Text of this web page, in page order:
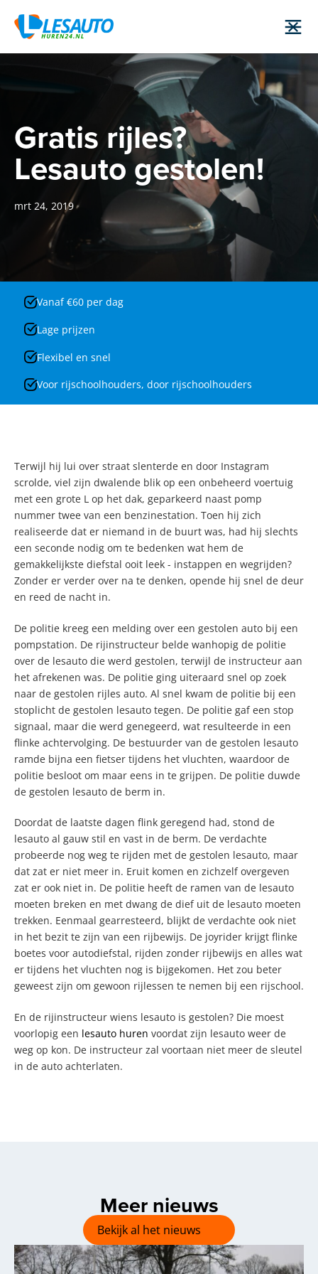
Gratis rijles?
Lesauto gestolen!
mrt 24, 2019
Vanaf €60 per dag
Lage prijzen
Flexibel en snel
Voor rijschoolhouders, door rijschoolhouders
Terwijl hij lui over straat slenterde en door Instagram
scrolde, viel zijn dwalende blik op een onbeheerd voertuig
met een grote L op het dak, geparkeerd naast pomp
nummer twee van een benzinestation. Toen hij zich
realiseerde dat er niemand in de buurt was, had hij slechts
een seconde nodig om te bedenken wat hem de
gemakkelijkste diefstal ooit leek - instappen en wegrijden?
Zonder er verder over na te denken, opende hij snel de deur
en reed de nacht in.
De politie kreeg een melding over een gestolen auto bij een
pompstation. De rijinstructeur belde wanhopig de politie
over de lesauto die werd gestolen, terwijl de instructeur aan
het afrekenen was. De politie ging uiteraard snel op zoek
naar de gestolen rijles auto. Al snel kwam de politie bij een
stoplicht de gestolen lesauto tegen. De politie gaf een stop
signaal, maar die werd genegeerd, wat resulteerde in een
flinke achtervolging. De bestuurder van de gestolen lesauto
ramde bijna een fietser tijdens het vluchten, waardoor de
politie besloot om maar eens in te grijpen. De politie duwde
de gestolen lesauto de berm in.
Doordat de laatste dagen flink geregend had, stond de
lesauto al gauw stil en vast in de berm. De verdachte
probeerde nog weg te rijden met de gestolen lesauto, maar
dat zat er niet meer in. Eruit komen en zichzelf overgeven
zat er ook niet in. De politie heeft de ramen van de lesauto
moeten breken en met dwang de dief uit de lesauto moeten
trekken. Eenmaal gearresteerd, blijkt de verdachte ook niet
in het bezit te zijn van een rijbewijs. De joyrider krijgt flinke
boetes voor autodiefstal, rijden zonder rijbewijs en alles wat
er tijdens het vluchten nog is bijgekomen. Het zou beter
geweest zijn om gewoon rijlessen te nemen bij een rijschool.
En de rijinstructeur wiens lesauto is gestolen? Die moest
voorlopig een lesauto huren voordat zijn lesauto weer de
weg op kon. De instructeur zal voortaan niet meer de sleutel
in de auto achterlaten.
Meer nieuws
Bekijk al het nieuws